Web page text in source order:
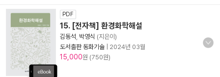
PDF
15. [전자책] 환경화학해설
김동석 박영식 (지은이)
도서출판 동화기술
2024년 03월
15,000원 (750원)